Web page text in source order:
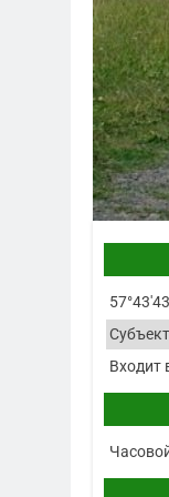
Субъект
Входит